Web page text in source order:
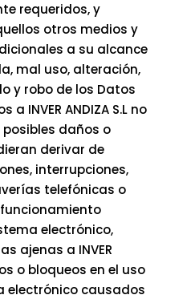
requeridos, y
otros medios y
a su alcance
mal uso, alteración,
y robo de los Datos
INVER ANDIZA S.L no
daños o
derivar de
interrupciones,
telefónicas o
funcionamiento
electrónico,
ajenas a INVER
o bloqueos en el uso
electrónico causados